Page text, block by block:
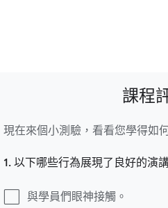
課程
現在來個小測驗，看看您學得如
1. 以下哪些行為展現了良好的演
與學員們眼神接觸。